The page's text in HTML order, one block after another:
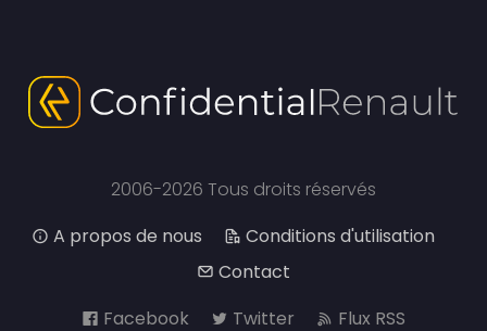
2006-2026 Tous droits réservés
A propos de nous
Conditions d'utilisation
Contact
Facebook
Twitter Flux RSS